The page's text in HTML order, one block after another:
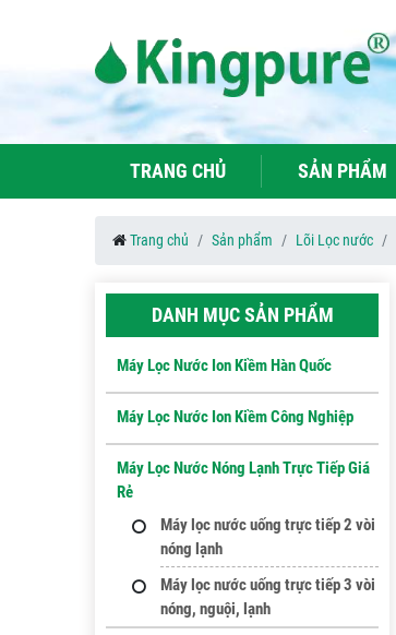
TRANG CHỦ SẢN PHẨM
Trang chủ Sản phẩm Lõi Lọc nước
DANH MỤC SẢN PHẨM
Máy Lọc Nước Ion Kiềm Hàn Quốc
Máy Lọc Nước Ion Kiềm Công Nghiệp
Máy Lọc Nước Nóng Lạnh Trực Tiếp Giá
Rẻ
Máy lọc nước uống trực tiếp 2 vòi
nóng lạnh
Máy lọc nước uống trực tiếp 3 vòi
nóng, nguội, lạnh